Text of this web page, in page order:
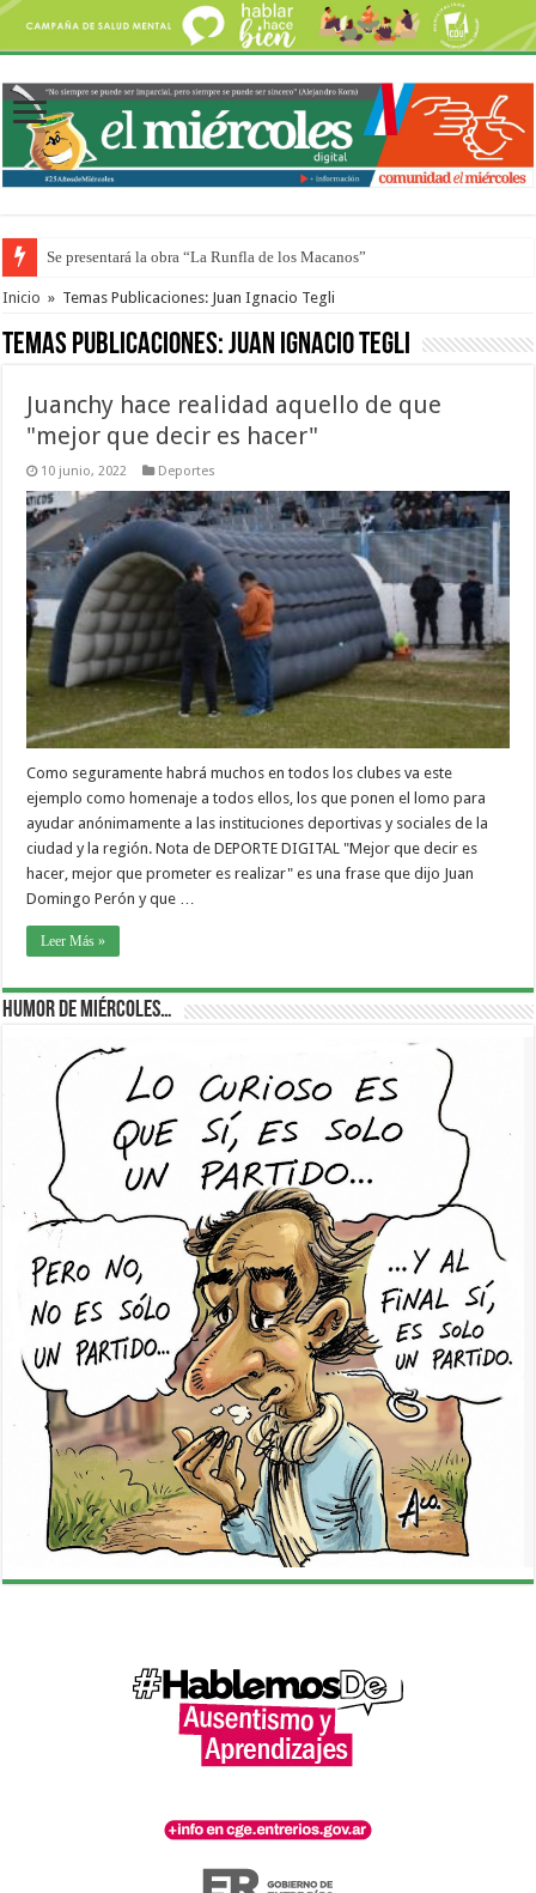
Se presentará la obra “La Runfla de los Macanos”
Preparan otro encuentro de autos clásicos y antiguos
Inicio » Temas Publicaciones: Juan Ignacio Tegli
Temas Publicaciones:Juan Ignacio Tegli
Juanchy hace realidad aquello de que
"mejor que decir es hacer"
10 junio, 2022 Deportes
Como seguramente habrá muchos en todos los clubes va este
ejemplo como homenaje a todos ellos, los que ponen el lomo para
ayudar anónimamente a las instituciones deportivas y sociales de la
ciudad y la región. Nota de DEPORTE DIGITAL "Mejor que decir es
hacer, mejor que prometer es realizar" es una frase que dijo Juan
Domingo Perón y que …
Leer Más »
Humor de Miércoles…